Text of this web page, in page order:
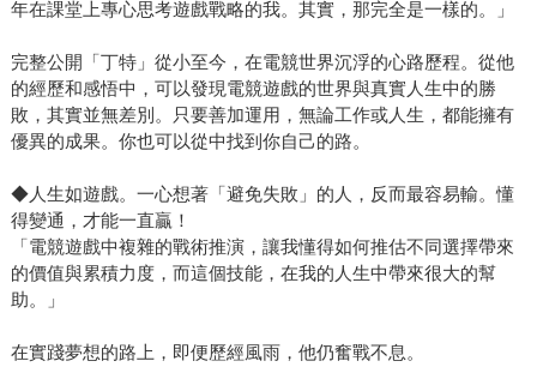
年在課堂上專心思考遊戲戰略的我。其實，那完全是一樣的。」
完整公開「丁特」從小至今，在電競世界沉浮的心路歷程。從他
的經歷和感悟中，可以發現電競遊戲的世界與真實人生中的勝
敗，其實並無差別。只要善加運用，無論工作或人生，都能擁有
優異的成果。你也可以從中找到你自己的路。
◆人生如遊戲。一心想著「避免失敗」的人，反而最容易輸。懂
得變通，才能一直贏！
「電競遊戲中複雜的戰術推演，讓我懂得如何推估不同選擇帶來
的價值與累積力度，而這個技能，在我的人生中帶來很大的幫
助。」
在實踐夢想的路上，即便歷經風雨，他仍奮戰不息。